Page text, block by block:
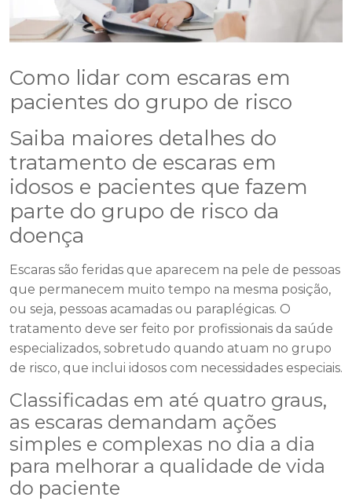
Como lidar com escaras em
pacientes do grupo de risco
Saiba maiores detalhes do
tratamento de escaras em
idosos e pacientes que fazem
parte do grupo de risco da
doença
Escaras são feridas que aparecem na pele de pessoas
que permanecem muito tempo na mesma posição,
ou seja, pessoas acamadas ou paraplégicas. O
tratamento deve ser feito por profissionais da saúde
especializados, sobretudo quando atuam no grupo
de risco, que inclui idosos com necessidades especiais.
Classificadas em até quatro graus,
as escaras demandam ações
simples e complexas no dia a dia
para melhorar a qualidade de vida
do paciente